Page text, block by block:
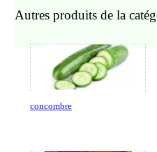
Autres produits de la
concombre